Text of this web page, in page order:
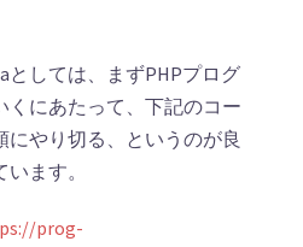
としては、まずPHPプログ
くにあたって、下記のコー
にやり切る、というのが良
ます。
prog-